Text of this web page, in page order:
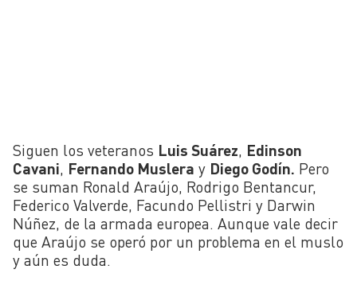
Siguen los veteranos Luis Suárez, Edinson
Cavani, Fernando Muslera y Diego Godín. Pero
se suman Ronald Araújo, Rodrigo Bentancur,
Federico Valverde, Facundo Pellistri y Darwin
Núñez, de la armada europea. Aunque vale decir
que Araújo se operó por un problema en el muslo
y aún es duda.